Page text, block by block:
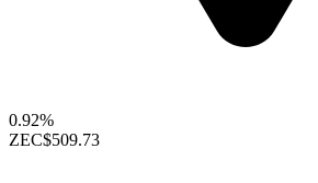
0.92%
ZEC$509.73